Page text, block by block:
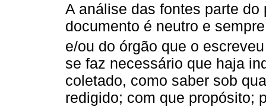
A análise das fontes parte
documento é neutro e
e/ou do órgão que o
se faz necessário que haja
coletado, como saber sob
redigido; com que propósito;